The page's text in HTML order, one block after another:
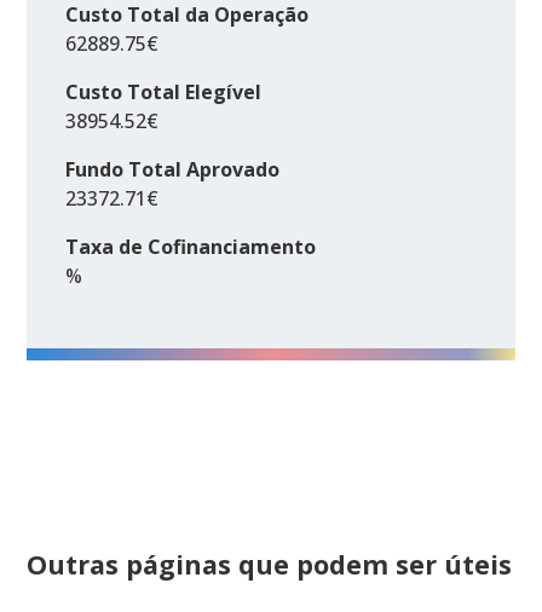
Custo Total da Operação
62889.75€
Custo Total Elegível
38954.52€
Fundo Total Aprovado
23372.71€
Taxa de Cofinanciamento
%
Outras páginas que podem ser úteis